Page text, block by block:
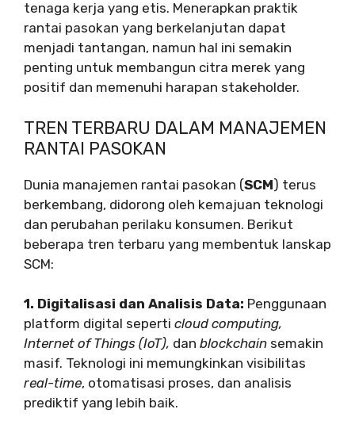
tenaga kerja yang etis. Menerapkan praktik
rantai pasokan yang berkelanjutan dapat
menjadi tantangan, namun hal ini semakin
penting untuk membangun citra merek yang
positif dan memenuhi harapan stakeholder.
TREN TERBARU DALAM MANAJEMEN
RANTAI PASOKAN
Dunia manajemen rantai pasokan (SCM) terus
berkembang, didorong oleh kemajuan teknologi
dan perubahan perilaku konsumen. Berikut
beberapa tren terbaru yang membentuk lanskap
SCM:
1. Digitalisasi dan Analisis Data: Penggunaan
platform digital seperti cloud computing,
Internet of Things (IoT), dan blockchain semakin
masif. Teknologi ini memungkinkan visibilitas
real-time, otomatisasi proses, dan analisis
prediktif yang lebih baik.